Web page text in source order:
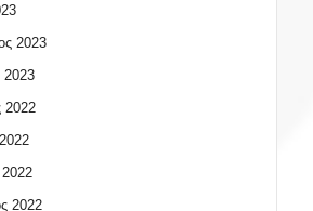
2023
2023
2022
2022